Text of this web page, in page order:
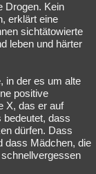
Filme
Geschlossen
Drogen. Kein
erklärt eine
sichtätowierte
leben und härter
in der es um alte
positive
X, das er auf
bedeutet, dass
dürfen. Dass
dass Mädchen, die